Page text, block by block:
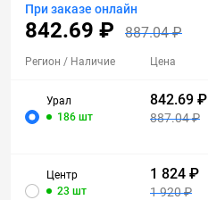
При заказе онлайн
842.69 ₽ 887.04 ₽
Регион / Наличие Цена
Урал
186 шт
842.69 ₽
887.04 ₽
Центр
23 шт
1 824 ₽
1 920 ₽